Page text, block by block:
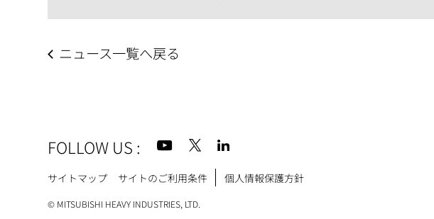
ニュース一覧へ戻る
FOLLOW US :
Footer
サイトマップ サイトのご利用条件 個人情報保護方針
© MITSUBISHI HEAVY INDUSTRIES, LTD.